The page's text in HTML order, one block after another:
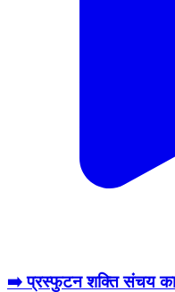
➡️ प्रस्फुटन शक्ति संचय